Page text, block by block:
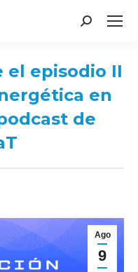
Search:
el episodio II
en
de
Ago
9